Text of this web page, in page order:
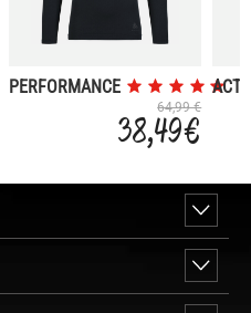
PERFORMANCE
64,99 €
38,49 €